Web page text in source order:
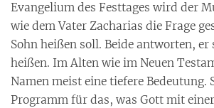
Evangelium des Festtages wird der
wie dem Vater Zacharias die Frage
Sohn heißen soll. Beide antworten, er
heißen. Im Alten wie im Neuen
Namen meist eine tiefere Bedeutung.
Programm für das, was Gott mit